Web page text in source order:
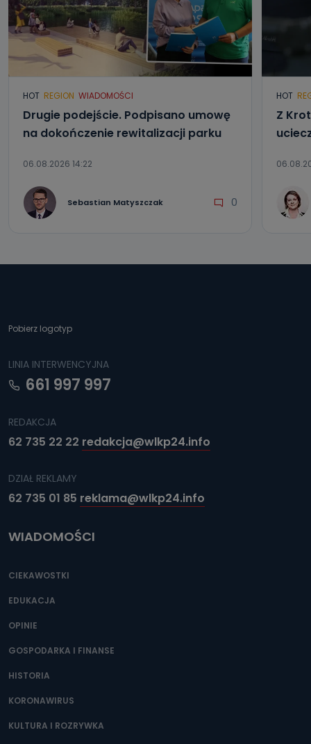
HOT REGION WIADOMOŚCI
Drugie podejście. Podpisano umowę
na dokończenie rewitalizacji parku
06.08.2026 14:22
Sebastian Matyszczak 0
HOT
Z
Pobierz logotyp
LINIA INTERWENCYJNA
661 997 997
REDAKCJA
62 735 22 22 redakcja@wlkp24.info
DZIAŁ REKLAMY
62 735 01 85 reklama@wlkp24.info
WIADOMOŚCI
CIEKAWOSTKI
EDUKACJA
OPINIE
GOSPODARKA I FINANSE
HISTORIA
KORONAWIRUS
KULTURA I ROZRYWKA